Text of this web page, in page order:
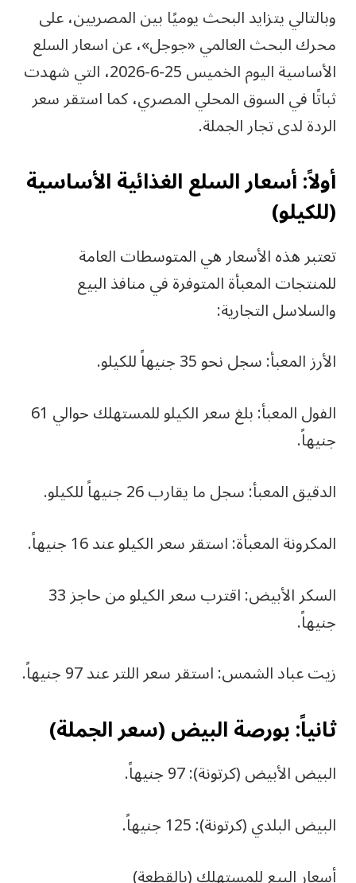
وبالتالي يتزايد البحث يوميًا بين المصريين، على
محرك البحث العالمي «جوجل»، عن اسعار السلع
الأساسية اليوم الخميس 25-6-2026، التي شهدت
ثباتًا في السوق المحلي المصري، كما استقر سعر
الردة لدى تجار الجملة.
أولاً: أسعار السلع الغذائية الأساسية
(للكيلو)
تعتبر هذه الأسعار هي المتوسطات العامة
للمنتجات المعبأة المتوفرة في منافذ البيع
والسلاسل التجارية:
الأرز المعبأ: سجل نحو 35 جنيهاً للكيلو.
الفول المعبأ: بلغ سعر الكيلو للمستهلك حوالي 61
جنيهاً.
الدقيق المعبأ: سجل ما يقارب 26 جنيهاً للكيلو.
المكرونة المعبأة: استقر سعر الكيلو عند 16 جنيهاً.
السكر الأبيض: اقترب سعر الكيلو من حاجز 33
جنيهاً.
زيت عباد الشمس: استقر سعر اللتر عند 97 جنيهاً.
ثانياً: بورصة البيض (سعر الجملة)
البيض الأبيض (كرتونة): 97 جنيهاً.
البيض البلدي (كرتونة): 125 جنيهاً.